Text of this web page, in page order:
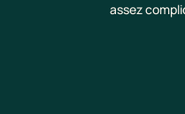
assez